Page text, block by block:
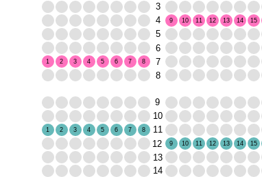
9 10 11 12 13 14 15
1 2 3 4 5 6 7 8
1 2 3 4 5 6 7
8
9
10 11 12 13 14 15
3
4
5
6
7
8
9
10
11
12
13
14